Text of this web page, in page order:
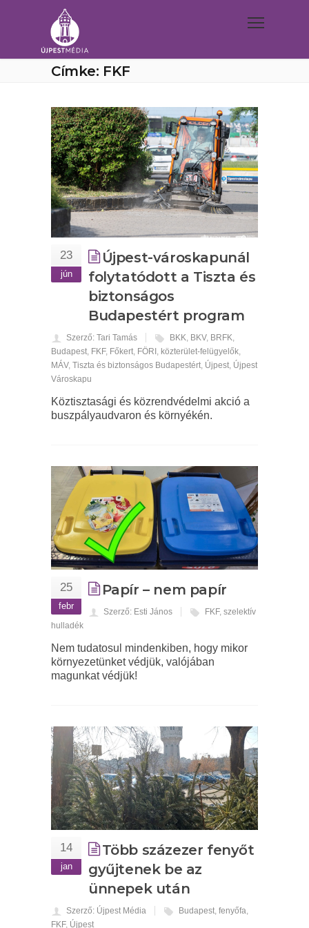
Címke: FKF
23
jún
Újpest-városkapunál
folytatódott a Tiszta és
biztonságos
Budapestért program
Szerző: Tari Tamás BKK, BKV, BRFK,
Budapest, FKF, Főkert, FÖRI , közterület-felügyelők,
MÁV, Tiszta és biztonságos Budapestért, Újpest, Újpest
Városkapu
Köztisztasági és közrendvédelmi akció a
buszpályaudvaron és környékén.
25
febr
Papír – nem papír
Szerző: Esti János FKF, szelektív
hulladék
Nem tudatosul mindenkiben, hogy mikor
környezetünket védjük, valójában
magunkat védjük!
14
jan
Több százezer fenyőt
gyűjtenek be az
ünnepek után
Szerző: Újpest Média Budapest, fenyőfa,
FKF, Újpest